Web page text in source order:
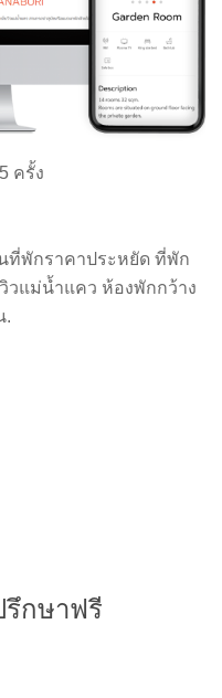
ครั้ง
ที่พักราคาประหยัด ที่พัก
วแม่น้ำแคว ห้องพักกว้าง
.
กษาฟรี